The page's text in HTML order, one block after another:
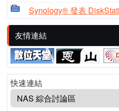
Synology® 發表
友情連結
快速連結